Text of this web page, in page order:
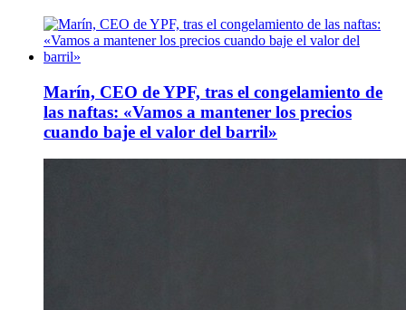
Marín, CEO de YPF, tras el congelamiento de
las naftas: «Vamos a mantener los precios
cuando baje el valor del barril»